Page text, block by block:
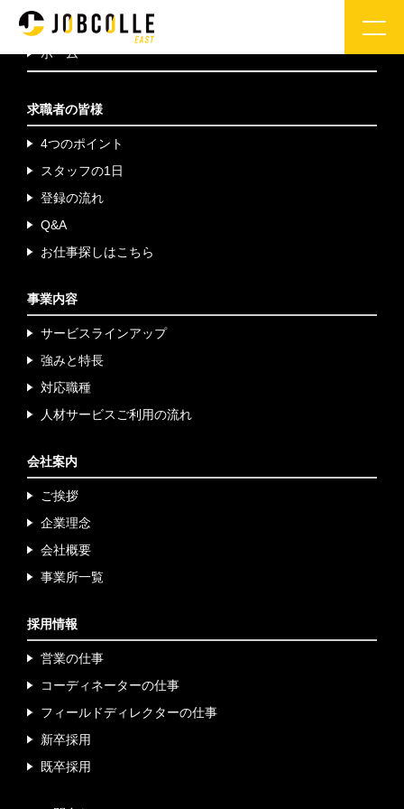
ホーム
求職者の皆様
4つのポイント
スタッフの1日
登録の流れ
Q&A
お仕事探しはこちら
事業内容
サービスラインアップ
強みと特長
対応職種
人材サービスご利用の流れ
会社案内
ご挨拶
企業理念
会社概要
事業所一覧
採用情報
営業の仕事
コーディネーターの仕事
フィールドディレクターの仕事
新卒採用
既卒採用